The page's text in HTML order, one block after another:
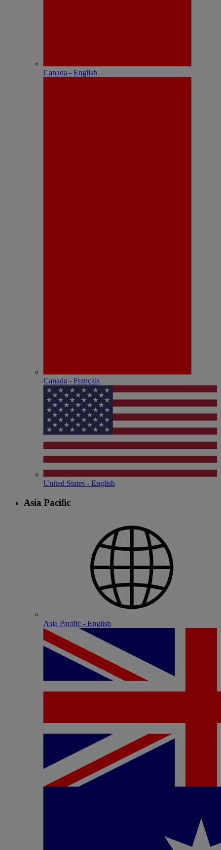
Canada - English
Canada - Français
United States - English
Asia Pacific
Asia Pacific - English